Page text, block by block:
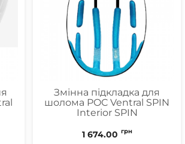
Змінна підкладка для
шолома POC Ventral SPIN
Interior SPIN
1 674.00 грн